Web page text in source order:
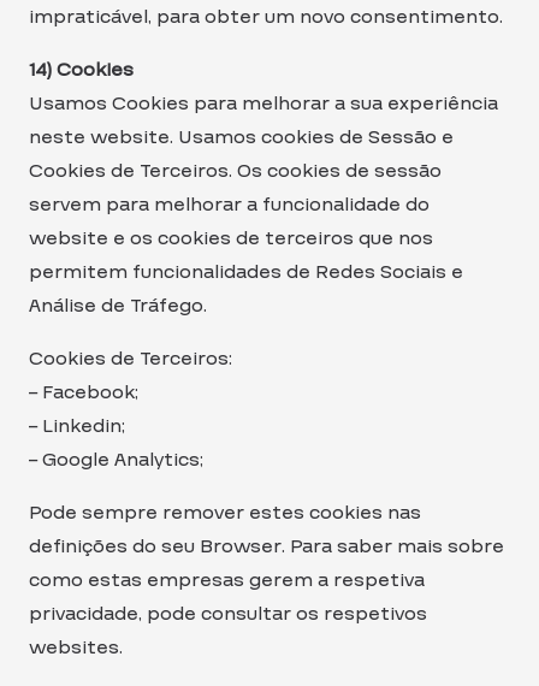
impraticável, para obter um novo consentimento.
14) Cookies
Usamos Cookies para melhorar a sua experiência
neste website. Usamos cookies de Sessão e
Cookies de Terceiros. Os cookies de sessão
servem para melhorar a funcionalidade do
website e os cookies de terceiros que nos
permitem funcionalidades de Redes Sociais e
Análise de Tráfego.
Cookies de Terceiros:
– Facebook;
– Linkedin;
– Google Analytics;
Pode sempre remover estes cookies nas
definições do seu Browser. Para saber mais sobre
como estas empresas gerem a respetiva
privacidade, pode consultar os respetivos
websites.